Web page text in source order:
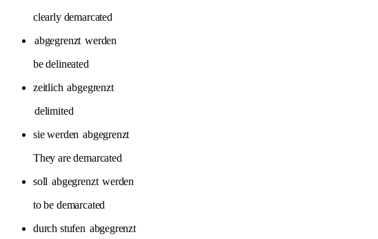
clearly demarcated
abgegrenzt werden
be delineated
zeitlich abgegrenzt
delimited
sie werden abgegrenzt
They are demarcated
soll abgegrenzt werden
to be demarcated
durch stufen abgegrenzt